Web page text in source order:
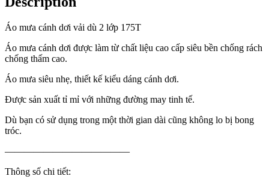
Áo mưa cánh dơi vải dù 2 lớp 175T
Áo mưa cánh dơi được làm từ chất liệu cao cấp siêu bền chống rách
chống thấm cao.
Áo mưa siêu nhẹ, thiết kế kiểu dáng cánh dơi.
Được sản xuất tỉ mỉ với những đường may tinh tế.
Dù bạn có sử dụng trong một thời gian dài cũng không lo bị bong
tróc.
—————————————
Thông số chi tiết: